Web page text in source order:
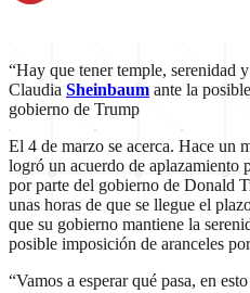
“Hay que tener temple, serenidad
Claudia Sheinbaum ante la
gobierno de Trump
El 4 de marzo se acerca. Hace un
logró un acuerdo de aplazamiento
por parte del gobierno de Donald
unas horas de que se llegue el
que su gobierno mantiene la
posible imposición de aranceles
“Vamos a esperar qué pasa, en